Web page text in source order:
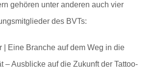
gehören unter anderen auch vier
des BVTs:
| Eine Branche auf dem Weg in die
– Ausblicke auf die Zukunft der Tattoo-